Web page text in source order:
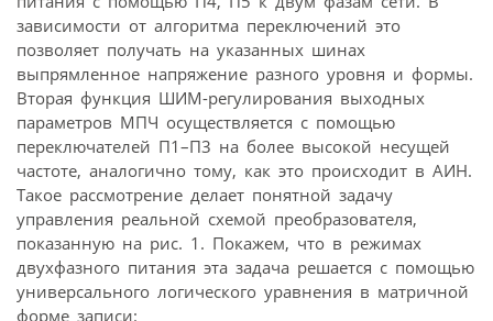
зависимости от алгоритма переключений это
позволяет получать на указанных шинах
выпрямленное напряжение разного уровня и формы.
Вторая функция ШИМ-регулирования выходных
параметров МПЧ осуществляется с помощью
переключателей П1–П3 на более высокой несущей
частоте, аналогично тому, как это происходит в АИН.
Такое рассмотрение делает понятной задачу
управления реальной схемой преобразователя,
показанную на рис. 1. Покажем, что в режимах
двухфазного питания эта задача решается с помощью
универсального логического уравнения в матричной
форме записи: